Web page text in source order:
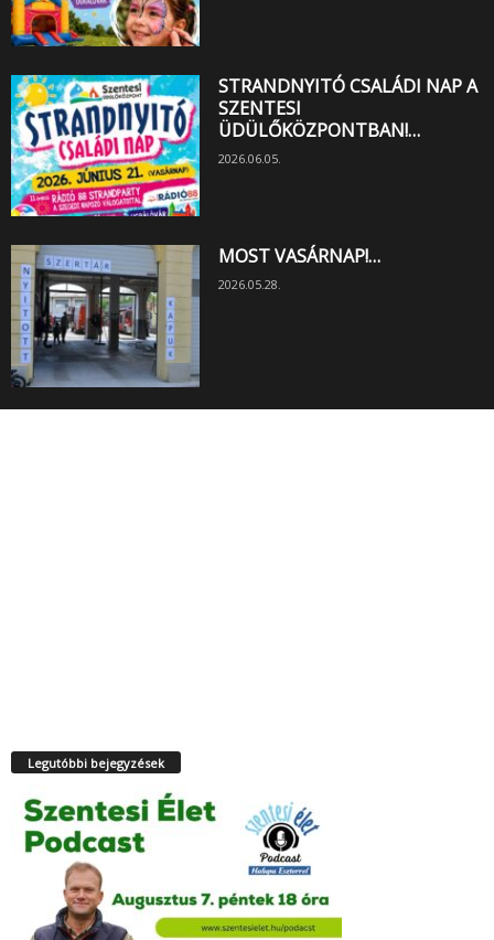
STRANDNYITÓ CSALÁDI NAP A
SZENTESI
ÜDÜLŐKÖZPONTBAN!…
2026.06.05.
MOST VASÁRNAP!…
2026.05.28.
Legutóbbi bejegyzések